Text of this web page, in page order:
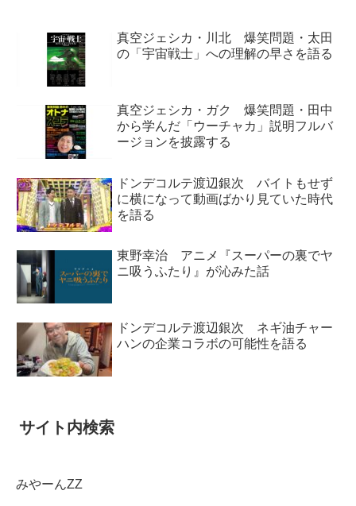
真空ジェシカ・川北 爆笑問題・太田
の「宇宙戦士」への理解の早さを語る
真空ジェシカ・ガク 爆笑問題・田中
から学んだ「ウーチャカ」説明フルバ
ージョンを披露する
ドンデコルテ渡辺銀次 バイトもせず
に横になって動画ばかり見ていた時代
を語る
東野幸治 アニメ『スーパーの裏でヤ
ニ吸うふたり』が沁みた話
ドンデコルテ渡辺銀次 ネギ油チャー
ハンの企業コラボの可能性を語る
サイト内検索
みやーんZZ